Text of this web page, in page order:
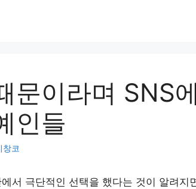
문이라며 SNS
인들
창코
서 극단적인 선택을 했다는 것이 알려지